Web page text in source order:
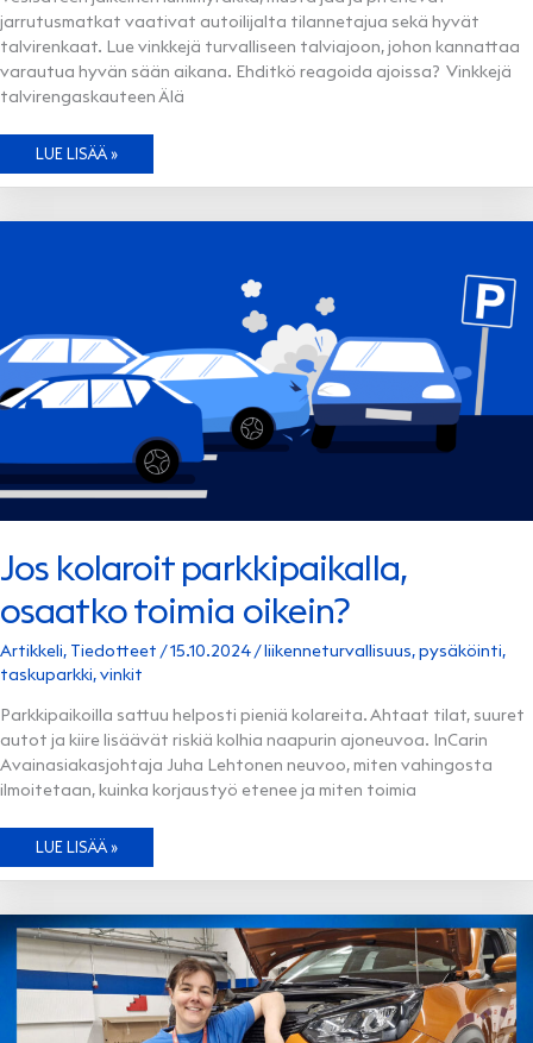
jarrutusmatkat vaativat autoilijalta tilannetajua sekä hyvät
talvirenkaat. Lue vinkkejä turvalliseen talviajoon, johon kannattaa
varautua hyvän sään aikana. Ehditkö reagoida ajoissa? Vinkkejä
talvirengaskauteen Älä
TALVIRENKAAT
JA
LUE LISÄÄ »
Jos kolaroit parkkipaikalla,
osaatko toimia oikein?
Artikkeli, Tiedotteet /15.10.2024/liikenneturvallisuus,pysäköinti,
taskuparkki,vinkit
Parkkipaikoilla sattuu helposti pieniä kolareita. Ahtaat tilat, suuret
autot ja kiire lisäävät riskiä kolhia naapurin ajoneuvoa. InCarin
Avainasiakasjohtaja Juha Lehtonen neuvoo, miten vahingosta
ilmoitetaan, kuinka korjaustyö etenee ja miten toimia
JOS
PARKKIPAIKALLA,
OIKEIN?
LUE LISÄÄ »